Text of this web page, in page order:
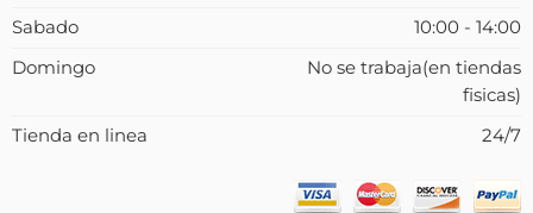
Sabado
10:00 - 14:00
Domingo
No se trabaja(en tiendas
fisicas)
Tienda en linea
24/7